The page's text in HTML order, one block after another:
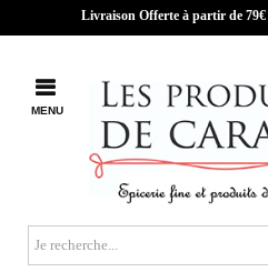
Livraison Offerte à partir de
MENU